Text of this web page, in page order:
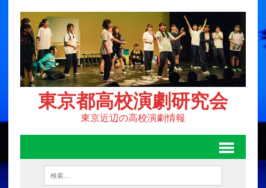
東京都高校演劇研究会
東京近辺の高校演劇情報